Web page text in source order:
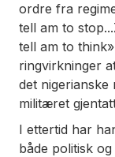
ordre fra
tell am to
tell am to
ringvirkninger
det
militæret
I ettertid har
både politisk